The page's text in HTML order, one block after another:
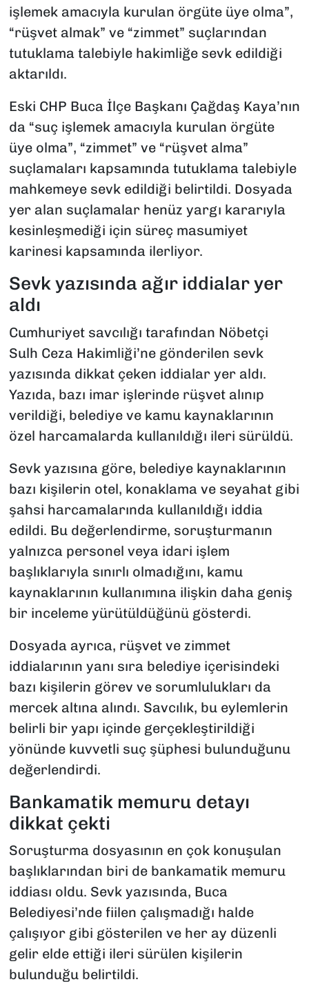
işlemek amacıyla kurulan örgüte üye olma”,
“rüşvet almak” ve “zimmet” suçlarından
tutuklama talebiyle hakimliğe sevk edildiği
aktarıldı.
Eski CHP Buca İlçe Başkanı Çağdaş Kaya’nın
da “suç işlemek amacıyla kurulan örgüte
üye olma”, “zimmet” ve “rüşvet alma”
suçlamaları kapsamında tutuklama talebiyle
mahkemeye sevk edildiği belirtildi. Dosyada
yer alan suçlamalar henüz yargı kararıyla
kesinleşmediği için süreç masumiyet
karinesi kapsamında ilerliyor.
Sevk yazısında ağır iddialar yer
aldı
Cumhuriyet savcılığı tarafından Nöbetçi
Sulh Ceza Hakimliği’ne gönderilen sevk
yazısında dikkat çeken iddialar yer aldı.
Yazıda, bazı imar işlerinde rüşvet alınıp
verildiği, belediye ve kamu kaynaklarının
özel harcamalarda kullanıldığı ileri sürüldü.
Sevk yazısına göre, belediye kaynaklarının
bazı kişilerin otel, konaklama ve seyahat gibi
şahsi harcamalarında kullanıldığı iddia
edildi. Bu değerlendirme, soruşturmanın
yalnızca personel veya idari işlem
başlıklarıyla sınırlı olmadığını, kamu
kaynaklarının kullanımına ilişkin daha geniş
bir inceleme yürütüldüğünü gösterdi.
Dosyada ayrıca, rüşvet ve zimmet
iddialarının yanı sıra belediye içerisindeki
bazı kişilerin görev ve sorumlulukları da
mercek altına alındı. Savcılık, bu eylemlerin
belirli bir yapı içinde gerçekleştirildiği
yönünde kuvvetli suç şüphesi bulunduğunu
değerlendirdi.
Bankamatik memuru detayı
dikkat çekti
Soruşturma dosyasının en çok konuşulan
başlıklarından biri de bankamatik memuru
iddiası oldu. Sevk yazısında, Buca
Belediyesi’nde fiilen çalışmadığı halde
çalışıyor gibi gösterilen ve her ay düzenli
gelir elde ettiği ileri sürülen kişilerin
bulunduğu belirtildi.